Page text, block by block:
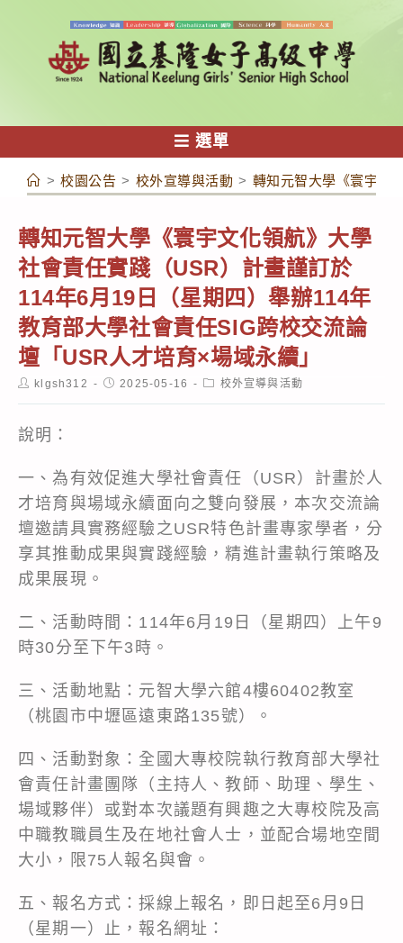
容
選單
> 校園公告 > 校外宣導與活動 > 轉知元智大學《寰宇文
轉知元智大學《寰宇文化領航》大學
社會責任實踐（USR）計畫謹訂於
114年6月19日（星期四）舉辦114年
教育部大學社會責任SIG跨校交流論
壇「USR人才培育×場域永續」
Postklgsh312
Post2025-05-16
Post校外宣導與活動
說明：
一、為有效促進大學社會責任（USR）計畫於人
才培育與場域永續面向之雙向發展，本次交流論
壇邀請具實務經驗之USR特色計畫專家學者，分
享其推動成果與實踐經驗，精進計畫執行策略及
成果展現。
二、活動時間：114年6月19日（星期四）上午9
時30分至下午3時。
三、活動地點：元智大學六館4樓60402教室
（桃園市中壢區遠東路135號）。
四、活動對象：全國大專校院執行教育部大學社
會責任計畫團隊（主持人、教師、助理、學生、
場域夥伴）或對本次議題有興趣之大專校院及高
中職教職員生及在地社會人士，並配合場地空間
大小，限75人報名與會。
五、報名方式：採線上報名，即日起至6月9日
（星期一）止，報名網址：